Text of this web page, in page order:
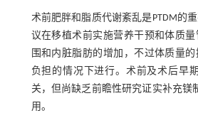
术前肥胖和脂质代谢紊乱是PTDM的
议在移植术前实施营养干预和体质
围和内脏脂肪的增加，不过体质量
负担的情况下进行。术前及术后早
关，但尚缺乏前瞻性研究证实补充镁
用。